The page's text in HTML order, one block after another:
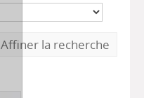
Affiner la recherche